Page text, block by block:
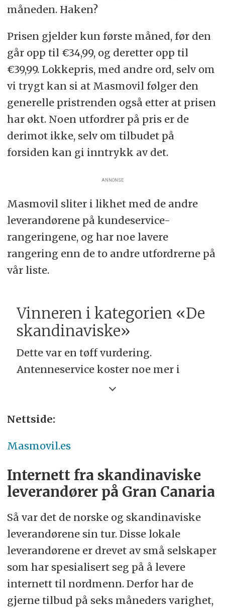
måneden. Haken?
Prisen gjelder kun første måned, før den
går opp til €34,99, og deretter opp til
€39,99. Lokkepris, med andre ord, selv om
vi trygt kan si at Masmovil følger den
generelle pristrenden også etter at prisen
har økt. Noen utfordrer på pris er de
derimot ikke, selv om tilbudet på
forsiden kan gi inntrykk av det.
ANNONSE
Masmovil sliter i likhet med de andre
leverandørene på kundeservice-
rangeringene, og har noe lavere
rangering enn de to andre utfordrerne på
vår liste.
Vinneren i kategorien «De
skandinaviske»
Dette var en tøff vurdering.
Antenneservice koster noe mer i
måneden for deres nåværende
tilbyr prisgaranti som matcher
planlegger også å oppgradere
abonnementet til 300/300 Mbps uten
ekstra kostnader høsten 2023.
Dermed vil prisen for 300/300 forbli
€49,90 hos Antenneservice, mens du
må ut med €64 euro hos
Computerservice for det samme.
Dette forutsetter selvsagt at selskapet
gjennomfører den lovte endringen.
Antenneservice har også lavere
Nettside:
Masmovil.es
Internett fra skandinaviske
leverandører på Gran Canaria
Så var det de norske og skandinaviske
leverandørene sin tur. Disse lokale
leverandørene er drevet av små selskaper
som har spesialisert seg på å levere
internett til nordmenn. Derfor har de
gjerne tilbud på seks måneders varighet,